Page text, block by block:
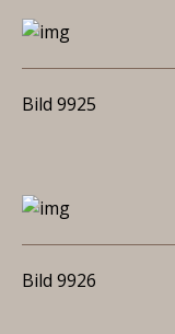
Bild 9925
Bild 9926